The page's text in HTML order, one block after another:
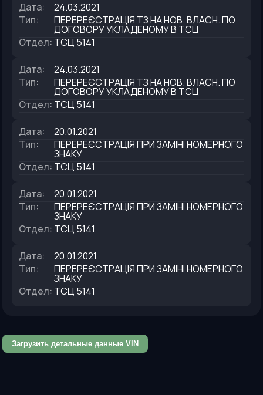
Дата:
24.03.2021
Тип: ПЕРЕРЕЄСТРАЦІЯ ТЗ НА НОВ. ВЛАСН. ПО
ДОГОВОРУ УКЛАДЕНОМУ В ТСЦ
Отдел: ТСЦ 5141
Дата:
24.03.2021
Тип: ПЕРЕРЕЄСТРАЦІЯ ТЗ НА НОВ. ВЛАСН. ПО
ДОГОВОРУ УКЛАДЕНОМУ В ТСЦ
Отдел: ТСЦ 5141
Дата:
20.01.2021
Тип: ПЕРЕРЕЄСТРАЦІЯ ПРИ ЗАМІНІ НОМЕРНОГО
ЗНАКУ
Отдел: ТСЦ 5141
Дата:
20.01.2021
Тип: ПЕРЕРЕЄСТРАЦІЯ ПРИ ЗАМІНІ НОМЕРНОГО
ЗНАКУ
Отдел: ТСЦ 5141
Дата:
20.01.2021
Тип: ПЕРЕРЕЄСТРАЦІЯ ПРИ ЗАМІНІ НОМЕРНОГО
ЗНАКУ
Отдел: ТСЦ 5141
Загрузить детальные данные VIN